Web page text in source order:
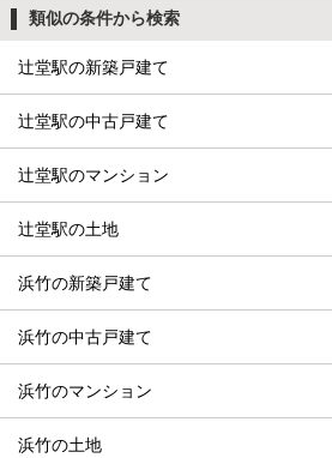
類似の条件から検索
辻堂駅の新築戸建て
辻堂駅の中古戸建て
辻堂駅のマンション
辻堂駅の土地
浜竹の新築戸建て
浜竹の中古戸建て
浜竹のマンション
浜竹の土地